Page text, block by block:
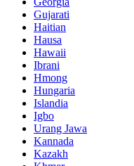
Gujarati
Haitian
Hausa
Hawaii
Ibrani
Hmong
Hungaria
Islandia
Igbo
Urang Jawa
Kannada
Kazakh